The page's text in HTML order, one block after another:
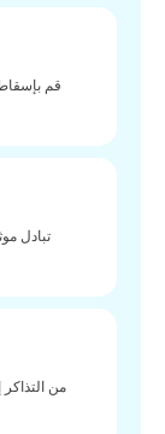
قم
تبادل
من التذاكر